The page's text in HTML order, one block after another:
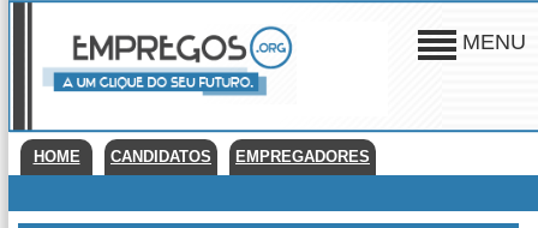
MENU
HOME CANDIDATOS EMPREGADORES